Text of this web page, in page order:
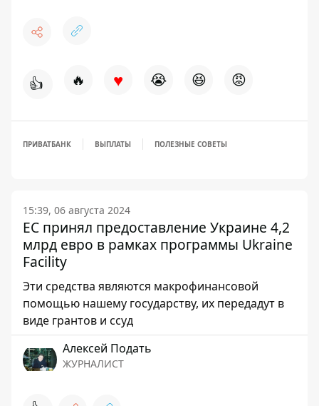
👍 🔥 ♥ 😭 😆 😡
ПРИВАТБАНК ВЫПЛАТЫ ПОЛЕЗНЫЕ СОВЕТЫ
15:39, 06 августа 2024
ЕС принял предоставление Украине 4,2
млрд евро в рамках программы Ukraine
Facility
Эти средства являются макрофинансовой
помощью нашему государству, их передадут в
виде грантов и ссуд
Алексей Подать
ЖУРНАЛИСТ